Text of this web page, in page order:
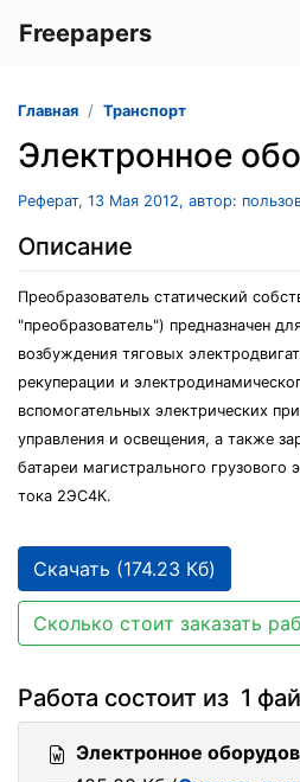
Freepapers
Главная Транспорт
Электронное
Реферат, 13 Мая 2012, автор:
Описание
Преобразователь статический
"преобразователь") предназначен
возбуждения тяговых
рекуперации и
вспомогательных электрических
управления и освещения, а также
батареи магистрального грузового
тока 2ЭС4К.
Скачать (174.23 Кб)
Сколько стоит заказать
Работа состоит из 1
Электронное